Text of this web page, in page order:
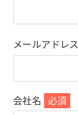
メールアドレス
会社名 必須